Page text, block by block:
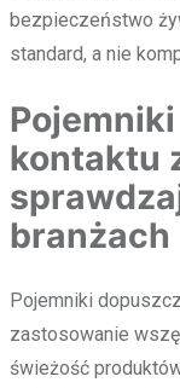
bezpieczeństwo
standard, a nie
kontaktu
branżach
Pojemniki
zastosowanie
świeżość